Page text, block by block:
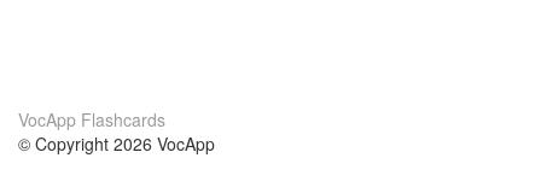
VocApp Flashcards
© Copyright 2026 VocApp